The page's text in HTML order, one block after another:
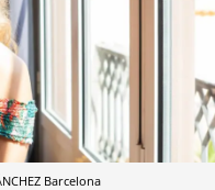
Barcelona